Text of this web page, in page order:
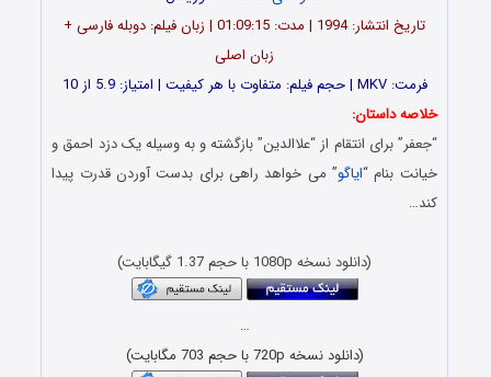
تاریخ انتشار: 1994 | مدت: 01:09:15 | زبان فیلم: دوبله فارسی +
زبان اصلی
فرمت: MKV | حجم فیلم: متفاوت با هر کیفیت | امتیاز: 5.9 از 10
خلاصه داستان:
“جعفر” برای انتقام از “علاالدین” بازگشته و به وسیله یک دزد احمق و
خیانت بنام “ایاگو” می خواهد راهی برای بدست آوردن قدرت پیدا
کند…
(دانلود نسخه 1080p با حجم 1.37 گیگابایت)
…
(دانلود نسخه 720p با حجم 703 مگابایت)